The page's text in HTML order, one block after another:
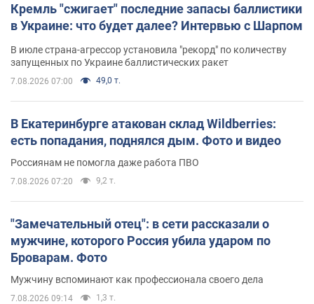
Кремль "сжигает" последние запасы баллистики
в Украине: что будет далее? Интервью с Шарпом
В июле страна-агрессор установила "рекорд" по количеству
запущенных по Украине баллистических ракет
7.08.2026 07:00 49,0 т.
В Екатеринбурге атакован склад Wildberries:
есть попадания, поднялся дым. Фото и видео
Россиянам не помогла даже работа ПВО
7.08.2026 07:20 9,2 т.
"Замечательный отец": в сети рассказали о
мужчине, которого Россия убила ударом по
Броварам. Фото
Мужчину вспоминают как профессионала своего дела
7.08.2026 09:14 1,3 т.